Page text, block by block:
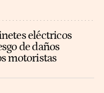
eléctricos
de daños
motoristas